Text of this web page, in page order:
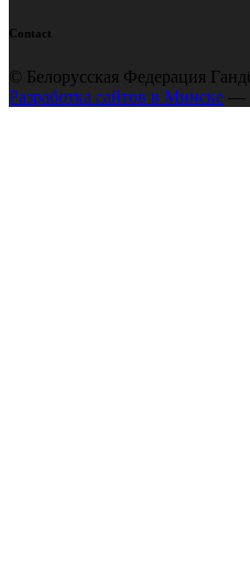
Contact
© Белорусская Федерация
Разработка сайтов в Минске —